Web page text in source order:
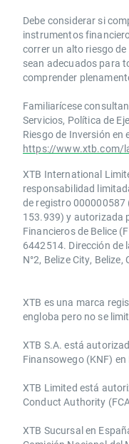
Debe considerar si
instrumentos
correr un alto riesgo
sean adecuados para
comprender
Familiarícese
Servicios, Política de
Riesgo de Inversión en
https://www.xtb.com/
XTB International
responsabilidad
de registro
153.939) y autorizada
Financieros de Belice
6442514. Dirección de
N°2, Belize City, Belize,
​​XTB es una marca
engloba pero no se
XTB S.A.​ está
Finansowego (KNF) ​en
XTB Limited ​está
Conduct Authority
XTB Sucursal en